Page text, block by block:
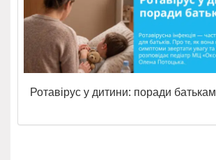
Ротавірус у дитини: поради батькам